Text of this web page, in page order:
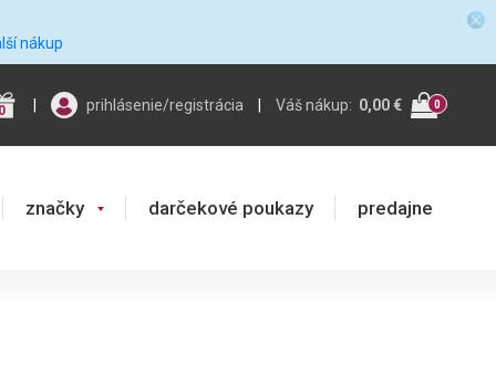
nákup
| prihlásenie/registrácia | Váš nákup: 0,00 € 0
značky darčekové poukazy predajne